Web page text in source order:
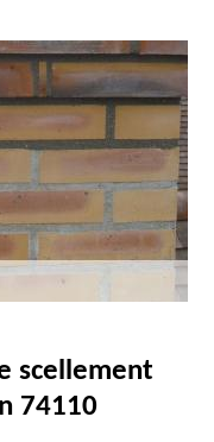
scellement
74110